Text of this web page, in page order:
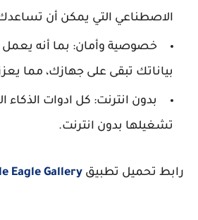
الاصطناعي التي يمكن أن
خصوصية وأمان: بما أنه يعمل
بياناتك تبقى على جهازك، مما
بدون انترنت: كل ادوات
تشغيلها بدون انترنت.
رابط تحميل تطبيق Eagle Gallery